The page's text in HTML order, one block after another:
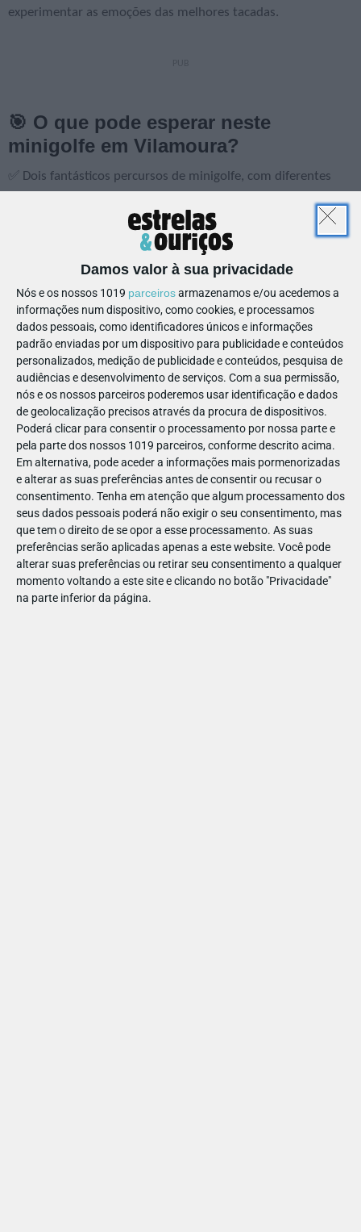
Damos valor à sua privacidade
Nós e os nossos 1019 parceirosarmazenamos e/ou acedemos a
informações num dispositivo, como cookies, e processamos
dados pessoais, como identificadores únicos e informações
padrão enviadas por um dispositivo para publicidade e conteúdos
personalizados, medição de publicidade e conteúdos, pesquisa de
audiências e desenvolvimento de serviços. Com a sua permissão,
nós e os nossos parceiros poderemos usar identificação e dados
de geolocalização precisos através da procura de dispositivos.
Poderá clicar para consentir o processamento por nossa parte e
pela parte dos nossos 1019 parceiros, conforme descrito acima.
Em alternativa, pode aceder a informações mais pormenorizadas
e alterar as suas preferências antes de consentir ou recusar o
consentimento. Tenha em atenção que algum processamento dos
seus dados pessoais poderá não exigir o seu consentimento, mas
que tem o direito de se opor a esse processamento. As suas
preferências serão aplicadas apenas a este website. Você pode
alterar suas preferências ou retirar seu consentimento a qualquer
momento voltando a este site e clicando no botão "Privacidade"
na parte inferior da página.
experimentar as emoções das melhores tacadas.
🎯 O que pode esperar neste
minigolfe em Vilamoura?
✅ Dois fantásticos percursos de minigolfe, com diferentes
✅ Uma experiência divertida e educativa, inspirada na Roma
✅ Espaços verdes e uma atmosfera relaxante para um dia
inesquecível em família.
✅ Snack-bar e esplanada para uma pausa refrescante.
✅ Comboio turístico que o levará até às maravilhosas praias
da Falésia e da Marina.
🤑 Preços e desconto especial
⛳ Coloque à prova a pontaria de
toda a família! Quem aceita o
desafio?